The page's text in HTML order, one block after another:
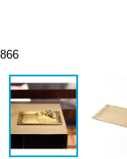
866